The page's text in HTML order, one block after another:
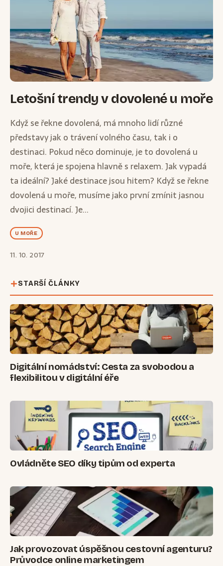
Letošní trendy v dovolené u moře
Když se řekne dovolená, má mnoho lidí různé
představy jak o trávení volného času, tak i o
destinaci. Pokud něco dominuje, je to dovolená u
moře, která je spojena hlavně s relaxem. Jak vypadá
ta ideální? Jaké destinace jsou hitem? Když se řekne
dovolená u moře, musíme jako první zmínit jasnou
dvojici destinací. Je...
U MOŘE
11. 10. 2017
STARŠÍ ČLÁNKY
Digitální nomádství: Cesta za svobodou a
flexibilitou v digitální éře
Ovládněte SEO díky tipům od experta
Jak provozovat úspěšnou cestovní agenturu?
Průvodce online marketingem